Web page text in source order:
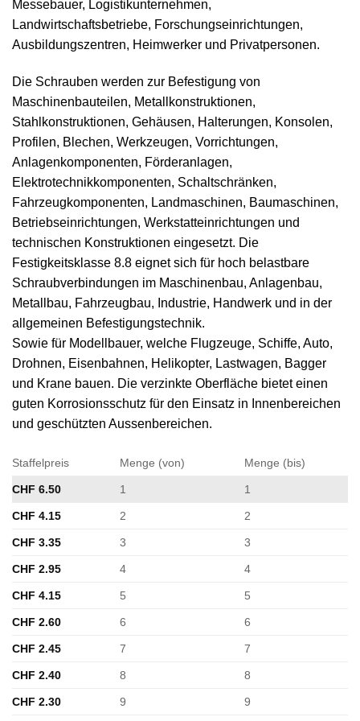
Messebauer, Logistikunternehmen,
Landwirtschaftsbetriebe, Forschungseinrichtungen,
Ausbildungszentren, Heimwerker und Privatpersonen.
Die Schrauben werden zur Befestigung von
Maschinenbauteilen, Metallkonstruktionen,
Stahlkonstruktionen, Gehäusen, Halterungen, Konsolen,
Profilen, Blechen, Werkzeugen, Vorrichtungen,
Anlagenkomponenten, Förderanlagen,
Elektrotechnikkomponenten, Schaltschränken,
Fahrzeugkomponenten, Landmaschinen, Baumaschinen,
Betriebseinrichtungen, Werkstatteinrichtungen und
technischen Konstruktionen eingesetzt. Die
Festigkeitsklasse 8.8 eignet sich für hoch belastbare
Schraubverbindungen im Maschinenbau, Anlagenbau,
Metallbau, Fahrzeugbau, Industrie, Handwerk und in der
allgemeinen Befestigungstechnik.
Sowie für Modellbauer, welche Flugzeuge, Schiffe, Auto,
Drohnen, Eisenbahnen, Helikopter, Lastwagen, Bagger
und Krane bauen. Die verzinkte Oberfläche bietet einen
guten Korrosionsschutz für den Einsatz in Innenbereichen
und geschützten Aussenbereichen.
Staffelpreis Menge (von) Menge (bis)
CHF 6.50 1 1
CHF 4.15 2 2
CHF 3.35 3 3
CHF 2.95 4 4
CHF 4.15 5 5
CHF 2.60 6 6
CHF 2.45 7 7
CHF 2.40 8 8
CHF 2.30 9 9